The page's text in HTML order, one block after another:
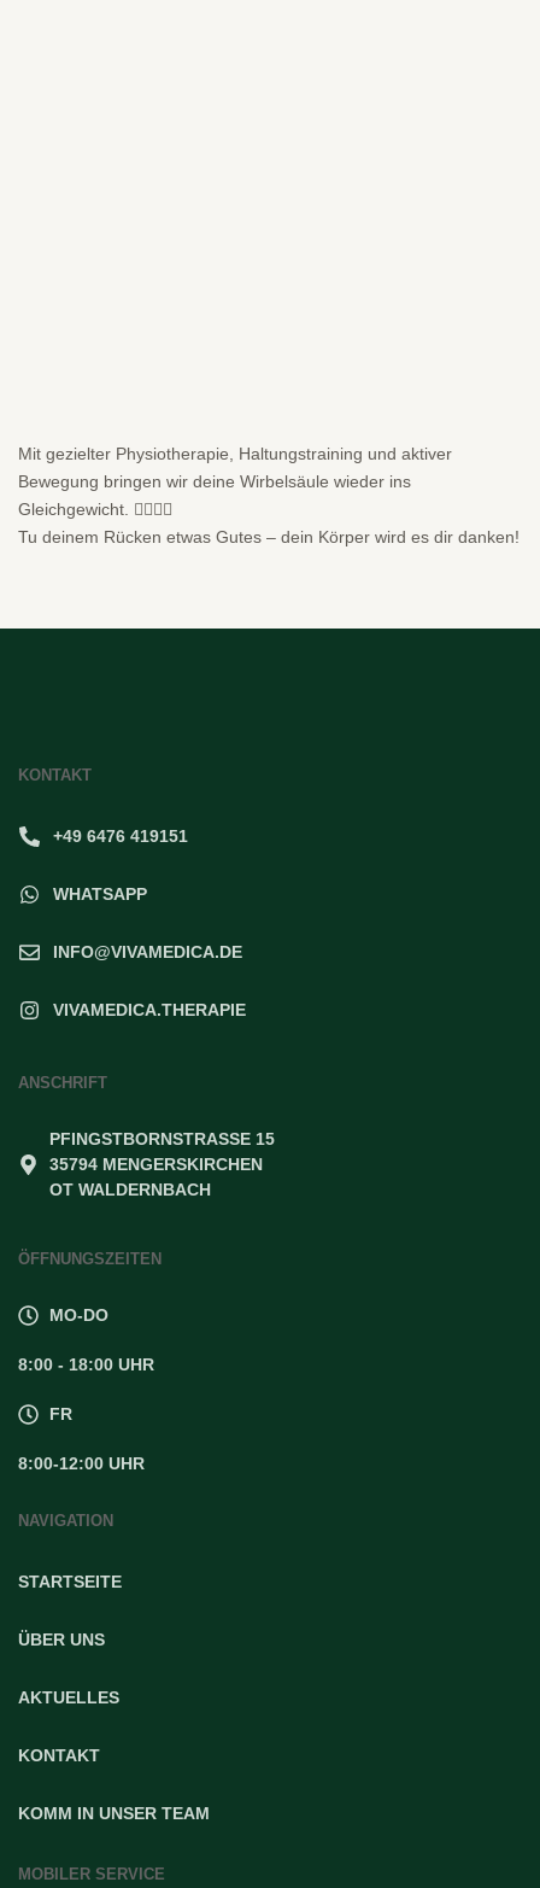
Mit gezielter Physiotherapie, Haltungstraining und aktiver
Bewegung bringen wir deine Wirbelsäule wieder ins
Gleichgewicht. 🧍‍♂️🧘‍♀️
Tu deinem Rücken etwas Gutes – dein Körper wird es dir danken!
KONTAKT
+49 6476 419151
WHATSAPP
INFO@VIVAMEDICA.DE
VIVAMEDICA.THERAPIE
ANSCHRIFT
PFINGSTBORNSTRASSE 15
35794 MENGERSKIRCHEN
OT WALDERNBACH
ÖFFNUNGSZEITEN
MO-DO
8:00 - 18:00 UHR
FR
8:00-12:00 UHR
NAVIGATION
STARTSEITE
ÜBER UNS
AKTUELLES
KONTAKT
KOMM IN UNSER TEAM
MOBILER SERVICE